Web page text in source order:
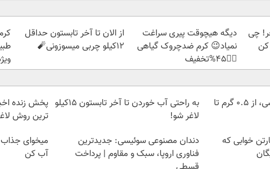
چی
کن
دیگه هیچوقت پیری سراغت
نمیاد😉 کرم ضدچروک گیاهی
👈🏻45%تخفیف
از الان تا آخر تابستون حداقل
12کیلو چربی میسوزونی🧨
خرید شمش پلمپ طلاسی، از ۰.۵ گرم تا
به راحتی آب خوردن تا آخر تابستون 15کیلو
لاغر شو!
ترین روش
خوابی که
دندان مصنوعی سوئیسی: جدیدترین
فناوری اروپا، سبک و مقاوم | پرداخت
میخوای جذاب
آب کن